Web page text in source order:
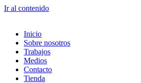
Ir al contenido
Inicio
Sobre nosotros
Trabajos
Medios
Contacto
Tienda